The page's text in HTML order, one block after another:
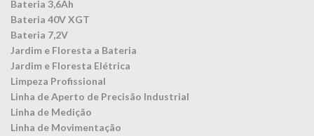
Bateria 3,6Ah
Bateria 40V XGT
Bateria 7,2V
Jardim e Floresta a Bateria
Jardim e Floresta Elétrica
Limpeza Profissional
Linha de Aperto de Precisão Industrial
Linha de Medição
Linha de Movimentação